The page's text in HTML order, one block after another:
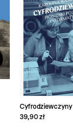
Cyfrodziewczyny
39,90 zł